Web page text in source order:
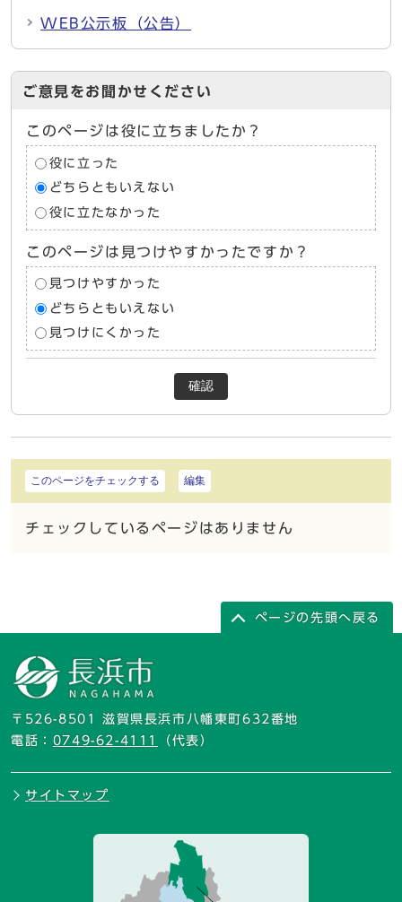
WEB公示板（公告）
ご意見をお聞かせください
このページは役に立ちましたか？
役に立った
どちらともいえない
役に立たなかった
このページは見つけやすかったですか？
見つけやすかった
どちらともいえない
見つけにくかった
確認
このページをチェックする 編集
チェックしているページはありません
ページの先頭へ戻る
〒526-8501 滋賀県長浜市八幡東町632番地
電話： 0749-62-4111 （代表）
サイトマップ